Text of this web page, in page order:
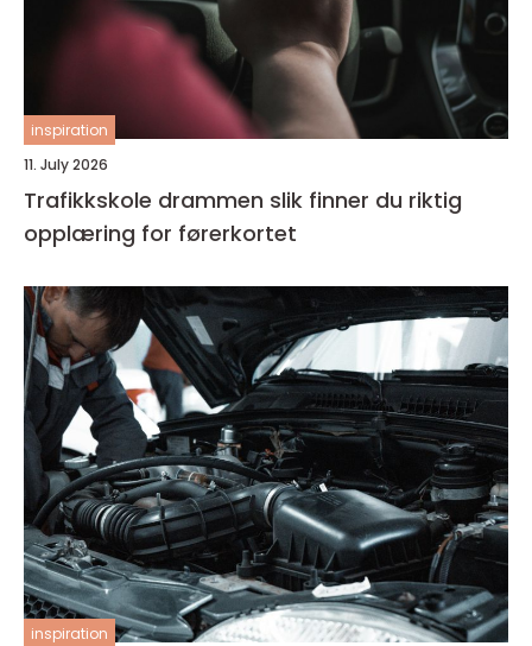
inspiration
11. July 2026
Trafikkskole drammen slik finner du riktig
opplæring for førerkortet
inspiration